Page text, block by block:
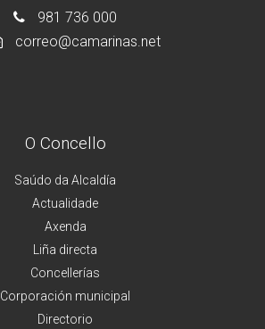
981 736 000
correo@camarinas.net
O Concello
Saúdo da Alcaldía
Actualidade
Axenda
Liña directa
Concellerías
Corporación municipal
Directorio